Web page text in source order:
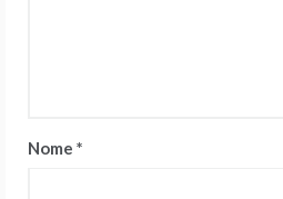
Nome *